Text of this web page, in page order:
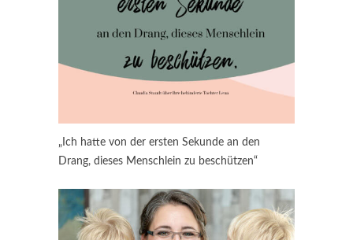
„Ich hatte von der ersten Sekunde an den
Drang, dieses Menschlein zu beschützen“